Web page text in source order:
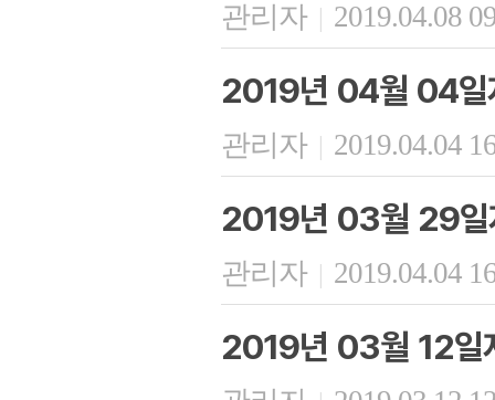
관리자 | 2019.04.08
2019년 04월 04일
관리자 | 2019.04.04
2019년 03월 29일
관리자 | 2019.04.04
2019년 03월 12일